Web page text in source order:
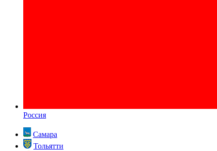
Россия
Самара
Тольятти